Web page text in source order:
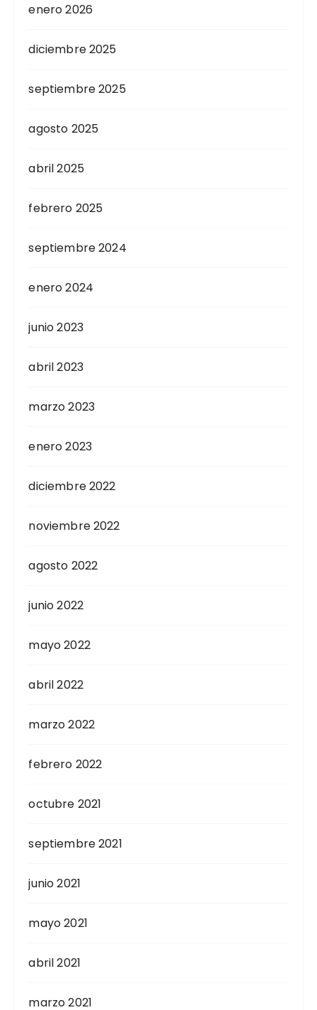
enero 2026
diciembre 2025
septiembre 2025
agosto 2025
abril 2025
febrero 2025
septiembre 2024
enero 2024
junio 2023
abril 2023
marzo 2023
enero 2023
diciembre 2022
noviembre 2022
agosto 2022
junio 2022
mayo 2022
abril 2022
marzo 2022
febrero 2022
octubre 2021
septiembre 2021
junio 2021
mayo 2021
abril 2021
marzo 2021